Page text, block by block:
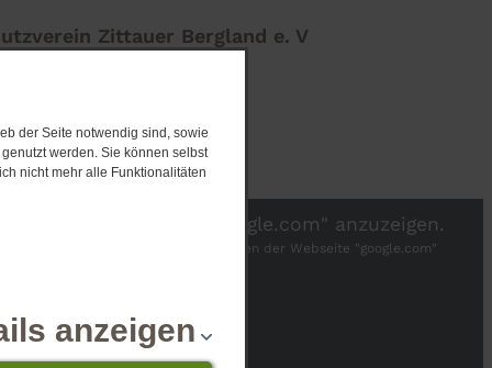
der Seite notwendig sind, sowie
werden. Sie können selbst
nicht mehr alle Funktionalitäten
anzeigen
Zittauer Bergland e. V
um die Inhalte von "google.com" anzuzeigen.
Datenschutzbestimmungen der Webseite "google.com"